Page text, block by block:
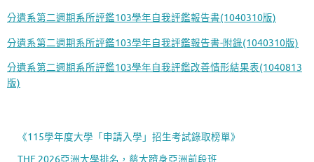
分遺系第二週期系所評鑑103學年自我評鑑報告書(1040310版)
分遺系第二週期系所評鑑103學年自我評鑑報告書-附錄(1040310版)
分遺系第二週期系所評鑑103學年自我評鑑改善情形結果表(1040813
版)
《115學年度大學「申請入學」招生考試錄取榜單》
THE 2026亞洲大學排名，慈大躋身亞洲前段班